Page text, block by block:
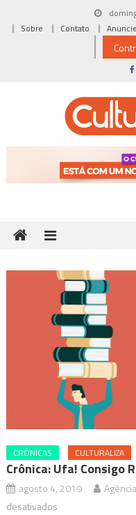
Sobre
Contato Anuncie
CRÔNICAS CULTURALIZA
Crônica: Ufa! Consigo
agosto 4, 2019
desativadosem